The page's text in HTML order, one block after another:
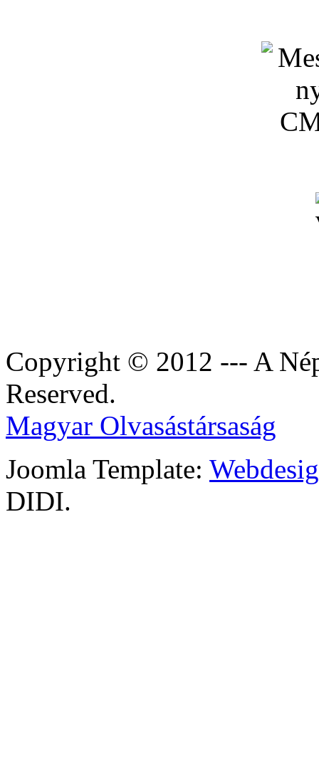
Copyright © 2012 --- A
Reserved.
Magyar Olvasástársaság
Joomla Template:
DIDI.